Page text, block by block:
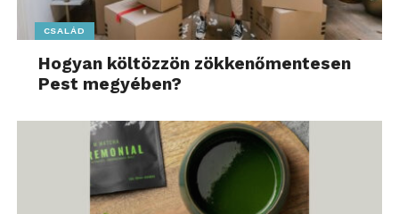
CSALÁD
Hogyan költözzön zökkenőmentesen
Pest megyében?